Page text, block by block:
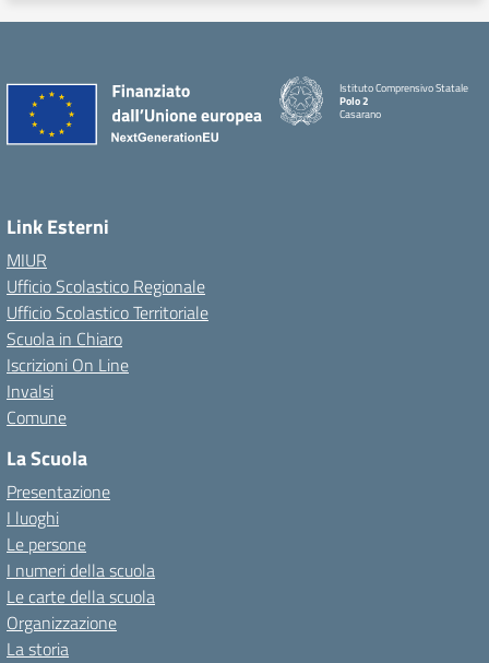
Istituto Comprensivo Statale
Polo 2
Casarano
Link Esterni
MIUR
Ufficio Scolastico Regionale
Ufficio Scolastico Territoriale
Scuola in Chiaro
Iscrizioni On Line
Invalsi
Comune
La Scuola
Presentazione
I luoghi
Le persone
I numeri della scuola
Le carte della scuola
Organizzazione
La storia